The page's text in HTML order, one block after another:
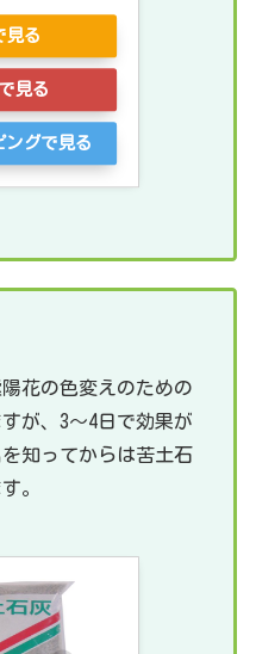
見る
見る
ングで見る
花の色変えのための
が、3～4日で効果が
知ってからは苦土石
。